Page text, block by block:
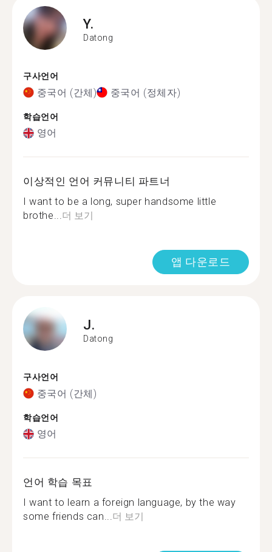
Y.
Datong
구사언어
중국어 (간체) 중국어 (정체자)
학습언어
영어
이상적인 언어 커뮤니티 파트너
I want to be a long, super handsome little
brothe...더 보기
앱 다운로드
J.
Datong
구사언어
중국어 (간체)
학습언어
영어
언어 학습 목표
I want to learn a foreign language, by the way
some friends can...더 보기